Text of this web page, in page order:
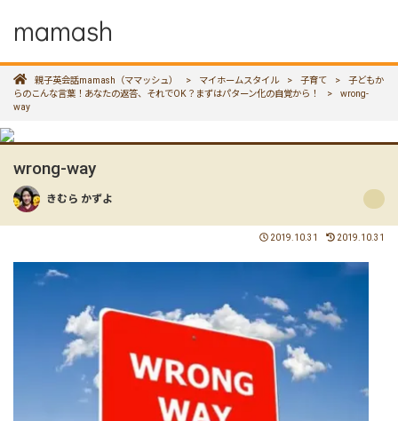
mamash
親子英会話mamash（ママッシュ） > マイホームスタイル > 子育て >
子どもか
らのこんな言葉！あなたの返答、それでOK？まずはパターン化の自覚から！
>
wrong-
way
wrong-way
きむら かずよ
2019.10.31 2019.10.31